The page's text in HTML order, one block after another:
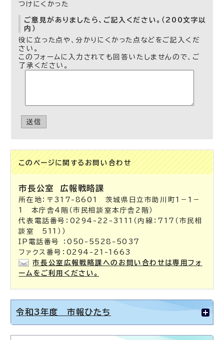
つけにくかった
ご意見がありましたら、ご記入ください。（200文字以
内）
役に立った点や、分かりにくかった点などをご記入くだ
さい。
このフォームに入力されても回答いたしませんので、ご
了承ください。
送信
このページに関する お問い合わせ
市長公室 広報戦略課
所在地：〒317-8601 茨城県日立市助川町1－1－
1 本庁舎4階（市民相談室本庁舎2階）
代表電話番号：0294-22-3111（内線：717（市民相
談室 511））
IP電話番号 ：050-5528-5037
ファクス番号：0294-21-1663
市長公室広報戦略課へのお問い合わせは専用フォ
ームをご利用ください。
令和3年度 市報ひたち